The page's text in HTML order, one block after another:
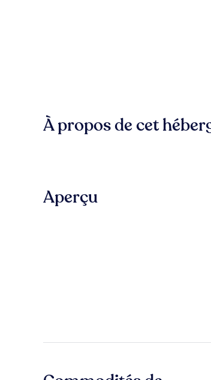
À propos de cet
Aperçu